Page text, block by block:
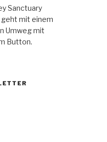
Sanctuary
geht mit einem
Umweg mit
Button.